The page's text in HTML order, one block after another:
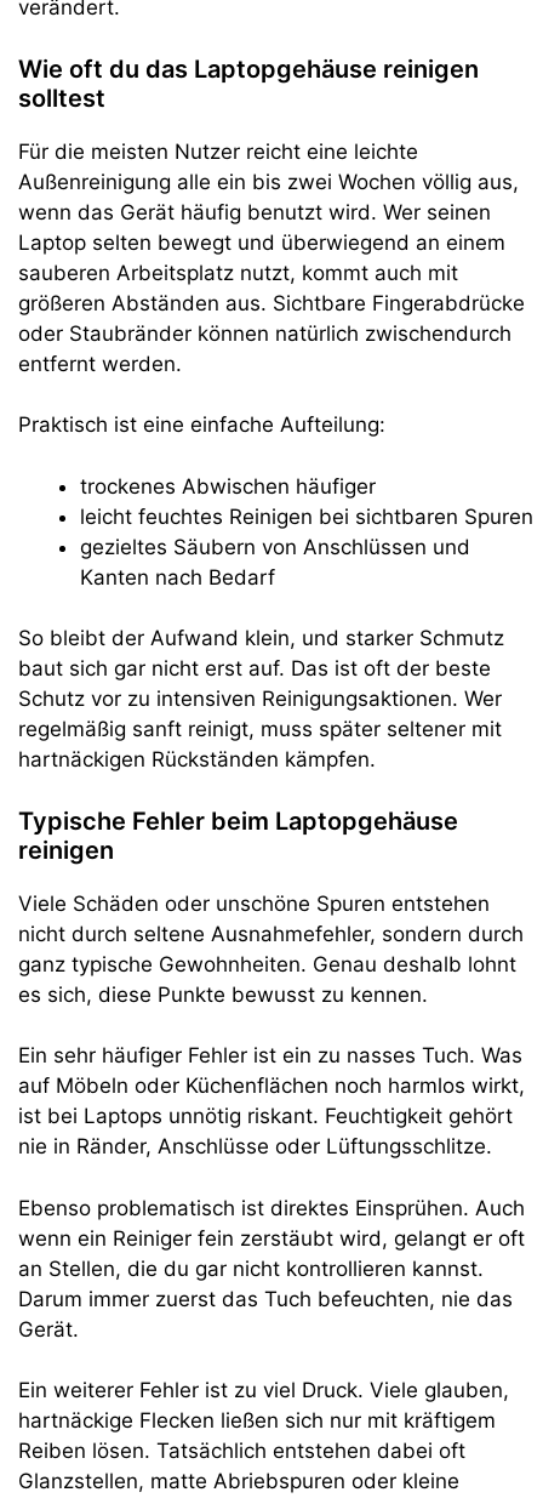
verändert.
Wie oft du das Laptopgehäuse reinigen
solltest
Für die meisten Nutzer reicht eine leichte
Außenreinigung alle ein bis zwei Wochen völlig aus,
wenn das Gerät häufig benutzt wird. Wer seinen
Laptop selten bewegt und überwiegend an einem
sauberen Arbeitsplatz nutzt, kommt auch mit
größeren Abständen aus. Sichtbare Fingerabdrücke
oder Staubränder können natürlich zwischendurch
entfernt werden.
Praktisch ist eine einfache Aufteilung:
trockenes Abwischen häufiger
leicht feuchtes Reinigen bei sichtbaren Spuren
gezieltes Säubern von Anschlüssen und
Kanten nach Bedarf
So bleibt der Aufwand klein, und starker Schmutz
baut sich gar nicht erst auf. Das ist oft der beste
Schutz vor zu intensiven Reinigungsaktionen. Wer
regelmäßig sanft reinigt, muss später seltener mit
hartnäckigen Rückständen kämpfen.
Typische Fehler beim Laptopgehäuse
reinigen
Viele Schäden oder unschöne Spuren entstehen
nicht durch seltene Ausnahmefehler, sondern durch
ganz typische Gewohnheiten. Genau deshalb lohnt
es sich, diese Punkte bewusst zu kennen.
Ein sehr häufiger Fehler ist ein zu nasses Tuch. Was
auf Möbeln oder Küchenflächen noch harmlos wirkt,
ist bei Laptops unnötig riskant. Feuchtigkeit gehört
nie in Ränder, Anschlüsse oder Lüftungsschlitze.
Ebenso problematisch ist direktes Einsprühen. Auch
wenn ein Reiniger fein zerstäubt wird, gelangt er oft
an Stellen, die du gar nicht kontrollieren kannst.
Darum immer zuerst das Tuch befeuchten, nie das
Gerät.
Ein weiterer Fehler ist zu viel Druck. Viele glauben,
hartnäckige Flecken ließen sich nur mit kräftigem
Reiben lösen. Tatsächlich entstehen dabei oft
Glanzstellen, matte Abriebspuren oder kleine